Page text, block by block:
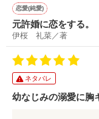
🥰️
美織ちゃんも宗一郎
凛々しくて素敵でし
も幸せでいてほしいで
恋愛(純愛)
元許婚に恋をする。
伊桜 礼菜／著
ネタバレ
幼なじみの溺愛に胸